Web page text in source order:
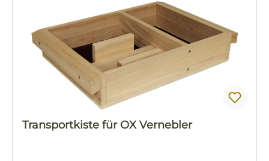
Transportkiste für OX Vernebler